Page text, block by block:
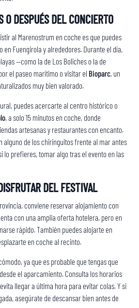
O DESPUÉS DEL CONCIERTO
al Marenostrum en coche es que puedes
Fuengirola y alrededores. Durante el día,
—como la de Los Boliches o la de
el paseo marítimo o visitar el Bioparc, un
muy bien valorado.
puedes acercarte al centro histórico o
, a solo 15 minutos en coche, donde
artesanas y restaurantes con encanto.
alguno de los chiringuitos frente al mar antes
lo prefieres, tomar algo tras el evento en las
DEL FESTIVAL
conviene reservar alojamiento con
con una amplia oferta hotelera, pero en
rápido. También puedes alojarte en
en coche al recinto.
ya que es probable que tengas que
el aparcamiento. Consulta los horarios
llegar a última hora para evitar colas. Y si
asegúrate de descansar bien antes de